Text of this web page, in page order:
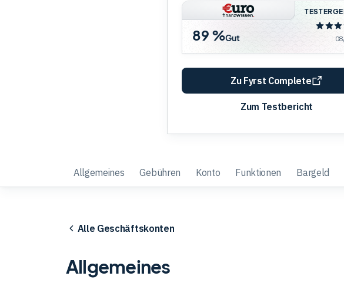
89 %Gut
Zu Fyrst Complete
Zum Testbericht
Allgemeines Gebühren Konto Funktionen Bargeld
Alle Geschäftskonten
Allgemeines